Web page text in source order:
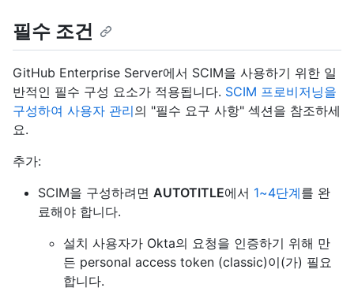
필수 조건
GitHub Enterprise Server에서 SCIM을 사용하기 위한 일
반적인 필수 구성 요소가 적용됩니다. SCIM 프로비저닝을
구성하여 사용자 관리의 "필수 요구 사항" 섹션을 참조하세
요.
추가:
SCIM을 구성하려면 AUTOTITLE에서 1~4단계를 완
료해야 합니다.
설치 사용자가 Okta의 요청을 인증하기 위해 만
든 personal access token (classic)이(가) 필요
합니다.